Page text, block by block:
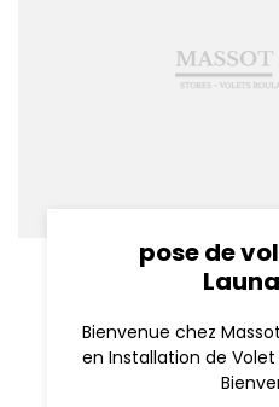
pose de
Bienvenue chez
en Installation de